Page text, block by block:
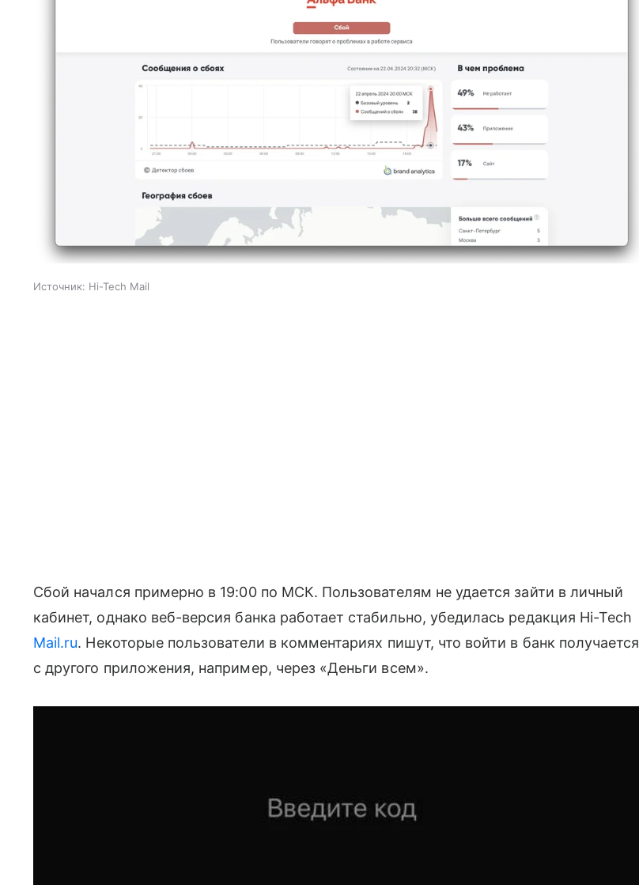
Источник: Hi-Tech Mail
Сбой начался примерно в 19:00 по МСК. Пользователям не удается зайти в личный
кабинет, однако веб-версия банка работает стабильно, убедилась редакция Hi-Tech
Mail.ru. Некоторые пользователи в комментариях пишут, что войти в банк получается
с другого приложения, например, через «Деньги всем».